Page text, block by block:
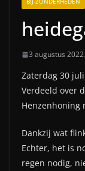
3 augustus 2022
Zaterdag 30
Verdeeld over
Henzenhoning
Dankzij wat
Echter, het is
regen nodig,